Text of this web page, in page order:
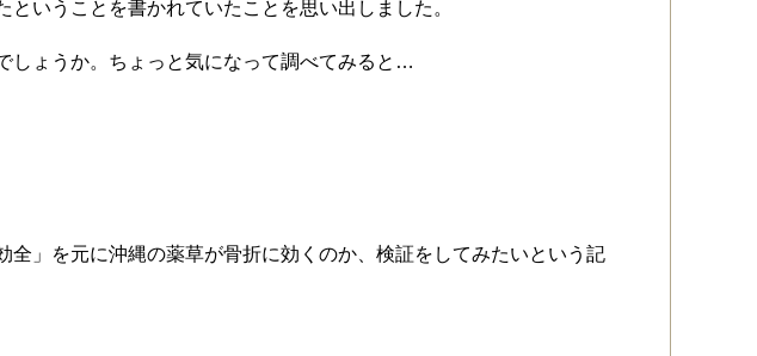
いうことを書かれていたことを思い出しました。
ょうか。ちょっと気になって調べてみると…
全」を元に沖縄の薬草が骨折に効くのか、検証をしてみたいという記